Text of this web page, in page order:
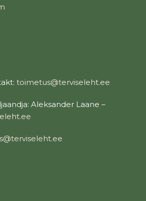
toimetus@terviseleht.ee
Aleksander Laane –